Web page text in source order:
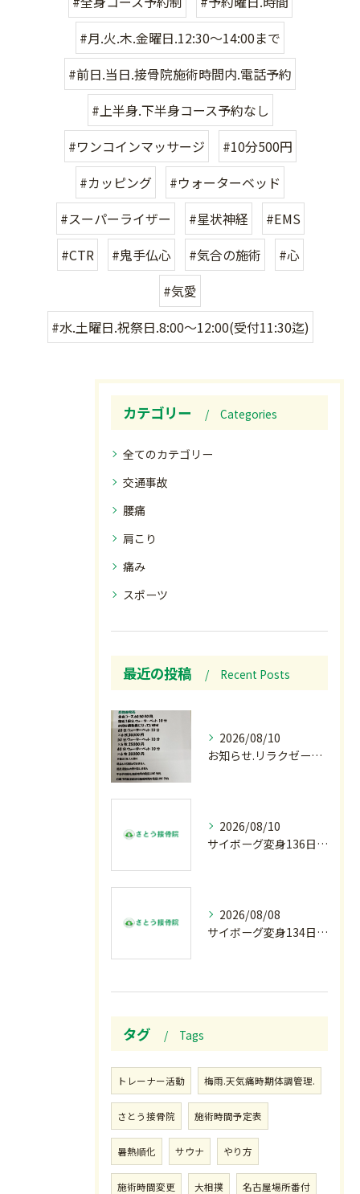
#月.火.木.金曜日.12:30〜14:00まで
#前日.当日.接骨院施術時間内.電話予約
#上半身.下半身コース予約なし
#ワンコインマッサージ
#10分500円
#カッピング
#ウォーターベッド
#スーパーライザー
#星状神経
#EMS
#CTR
#鬼手仏心 #気合の施術
#心
#気愛
#水.土曜日.祝祭日.8:00〜12:00(受付11:30迄)
カテゴリー Categories
全てのカテゴリー
交通事故
腰痛
肩こり
痛み
スポーツ
最近の投稿 Recent Posts
2026/08/10
お知らせ.リラクゼーション柔.回数券発売
2026/08/10
サイボーグ変身136日目.長崎.原爆81年.恩師命日.柔道インターハイ. メイクデビュー.2歳ダリア賞.GⅢ.エルムS. GⅢ.レパードS. GⅢ.CBC賞.応援印結果…月曜の朝〜
2026/08/08
サイボーグ変身134日目.ゾロ目.お盆休み.甲子園.佐野日大.麦倉監督37年振り白星.柔道インターハイ.2歳ダリア賞.GⅢ.エルムS. GⅢ.レパードS. GⅢ.CBC賞.応援印…土曜の朝〜
タグ Tags
トレーナー活動 梅雨.天気痛時期体調管理.
さとう接骨院 施術時間予定表
暑熱順化 サウナ やり方
施術時間変更 大相撲 名古屋場所番付